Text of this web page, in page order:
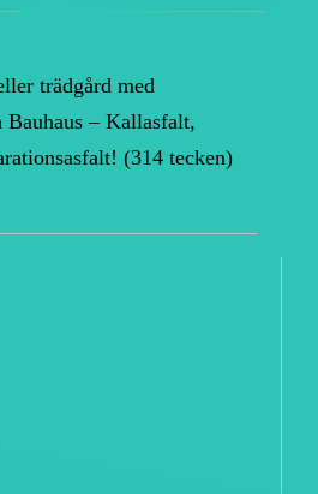
trädgård med
– Kallasfalt,
(314 tecken)